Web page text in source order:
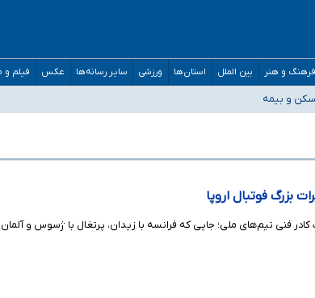
فرهنگ و هنر بین الملل استان‌ها ورزشی سایر رسانه‌ها عکس فیلم
و دکترای تخصصی جغرافیای نظامی دافوس آجا
و بیمه
درباره محصلان باقی‌مانده در دبی متناسب با شرایط جدید
بزرگ فوتبال اروپا
فنی تیم‌های ملی؛ جایی که فرانسه با زیدان، پرتغال با ژسوس و آلمان